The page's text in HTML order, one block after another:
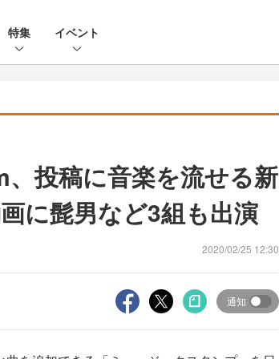
特集 イベント
投稿に音楽を流せる新
に髭男など3組も出演
2020/02/25 12:30
通知